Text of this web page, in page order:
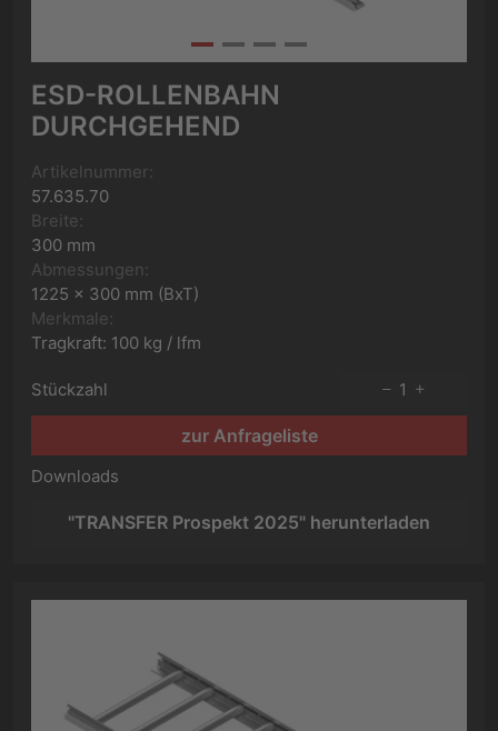
ESD-ROLLENBAHN
DURCHGEHEND
Artikelnummer:
57.635.70
Breite:
300 mm
Abmessungen:
1225 x 300 mm (BxT)
Merkmale:
Tragkraft: 100 kg / lfm
Stückzahl 1
zur Anfrageliste
Downloads
"TRANSFER Prospekt 2025" herunterladen